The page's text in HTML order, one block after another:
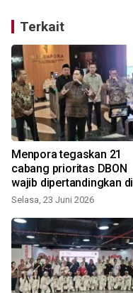
Terkait
Menpora tegaskan 21
cabang prioritas DBON
wajib dipertandingkan di
PON
Selasa, 23 Juni 2026